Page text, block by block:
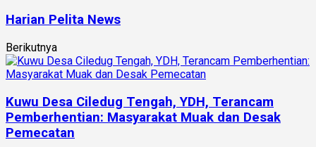
Harian Pelita News
Berikutnya
Kuwu Desa Ciledug Tengah, YDH, Terancam
Pemberhentian: Masyarakat Muak dan Desak
Pemecatan